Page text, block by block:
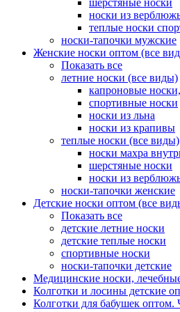
шерстяные носки
носки из
теплые носки
носки-тапочки мужские
Женские носки оптом (все
Показать все
летние носки (все виды)
капроновые
спортивные носки
носки из льна
носки из крапивы
теплые носки (все виды)
носки махра
шерстяные носки
носки из
носки-тапочки женские
Детские носки оптом (все
Показать все
детские летние носки
детские теплые носки
спортивные носки
носки-тапочки детские
Медицинские носки,
Колготки и лосины детские
Колготки для бабушек оптом.